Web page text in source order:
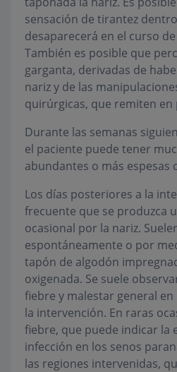
sensación de tirantez
desaparecerá en el curso
También es posible que
garganta, derivadas de
nariz y de las
quirúrgicas, que remiten en
Durante las semanas
el paciente puede tener
abundantes o más espesas
Los días posteriores a la
frecuente que se produzca
ocasional por la nariz.
espontáneamente o por
tapón de algodón
oxigenada. Se suele
fiebre y malestar general
la intervención. En raras
fiebre, que puede indicar la
infección en los senos
las regiones intervenidas,